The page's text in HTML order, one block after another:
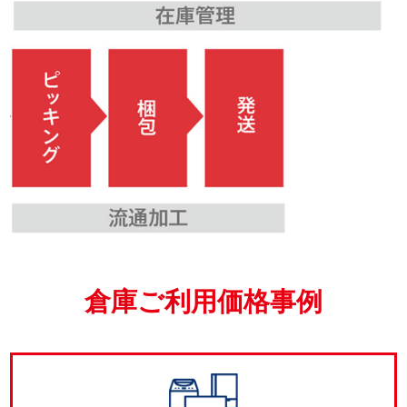
倉庫ご利用価格事例